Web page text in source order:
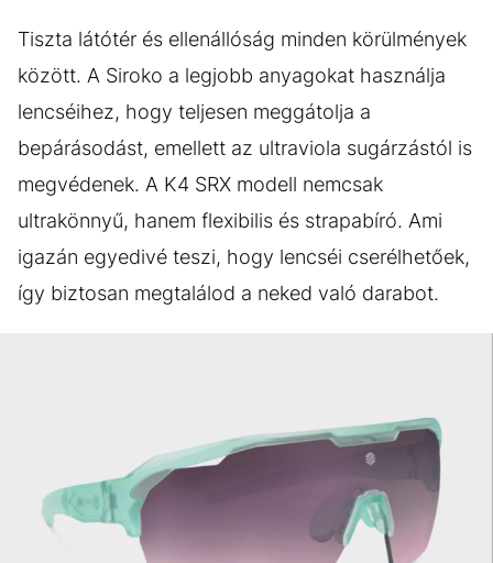
Tiszta látótér és ellenállóság minden körülmények
között. A Siroko a legjobb anyagokat használja
lencséihez, hogy teljesen meggátolja a
bepárásodást, emellett az ultraviola sugárzástól is
megvédenek. A K4 SRX modell nemcsak
ultrakönnyű, hanem flexibilis és strapabíró. Ami
igazán egyedivé teszi, hogy lencséi cserélhetőek,
így biztosan megtalálod a neked való darabot.